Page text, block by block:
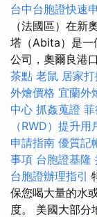
台中台胞證快速
（法國區）在新
塔（Abita）是一
公司，奧爾良港
茶點 老鼠 居家
外燴價格 宜蘭外
中心 抓姦蒐證
（RWD）提升用
申請指南 優質記
事項 台胞證基隆
台胞證辦理指引
保您喝大量的水
度。 美國大部分